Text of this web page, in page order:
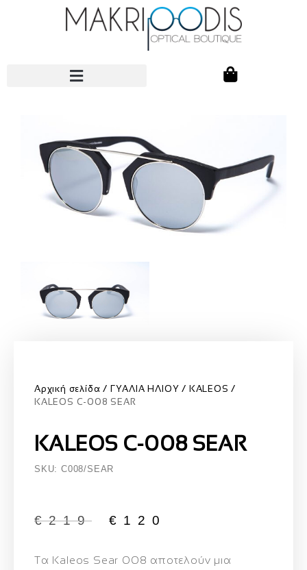
Αρχική σελίδα ΓΥΑΛΙΑ ΗΛΙΟΥ
KALEOS
KALEOS C-008 SEAR
KALEOS C-008 SEAR
SKU: C008/SEAR
€219 € 120
Τα Kaleos Sear 008 αποτελούν μια